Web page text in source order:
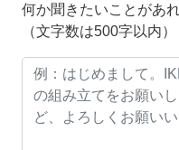
何か聞きたいことがあ
（文字数は500字以内）